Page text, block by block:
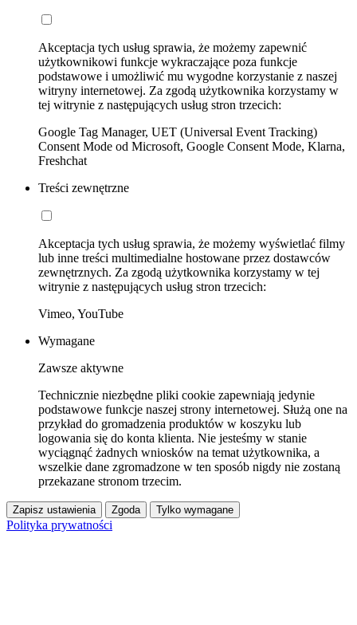
Akceptacja tych usług sprawia, że możemy zapewnić
użytkownikowi funkcje wykraczające poza funkcje
podstawowe i umożliwić mu wygodne korzystanie z naszej
witryny internetowej. Za zgodą użytkownika korzystamy w
tej witrynie z następujących usług stron trzecich:
Google Tag Manager, UET (Universal Event Tracking)
Consent Mode od Microsoft, Google Consent Mode, Klarna,
Freshchat
Treści zewnętrzne
Akceptacja tych usług sprawia, że możemy wyświetlać filmy
lub inne treści multimedialne hostowane przez dostawców
zewnętrznych. Za zgodą użytkownika korzystamy w tej
witrynie z następujących usług stron trzecich:
Vimeo, YouTube
Wymagane
Zawsze aktywne
Technicznie niezbędne pliki cookie zapewniają jedynie
podstawowe funkcje naszej strony internetowej. Służą one na
przykład do gromadzenia produktów w koszyku lub
logowania się do konta klienta. Nie jesteśmy w stanie
wyciągnąć żadnych wniosków na temat użytkownika, a
wszelkie dane zgromadzone w ten sposób nigdy nie zostaną
przekazane stronom trzecim.
Zapisz ustawienia Zgoda Tylko wymagane
Polityka prywatności